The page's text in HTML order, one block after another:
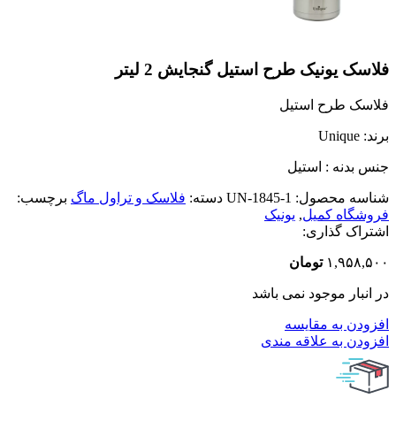
فلاسک یونیک طرح استیل گنجایش 2 لیتر
فلاسک طرح استیل
برند: Unique
جنس بدنه : استیل
شناسه محصول: UN-1845-1 دسته: فلاسک و تراول ماگ برچسب:
فروشگاه کمیل, یونیک
اشتراک گذاری:
۱,۹۵۸,۵۰۰ تومان
در انبار موجود نمی باشد
افزودن به مقایسه
افزودن به علاقه مندی